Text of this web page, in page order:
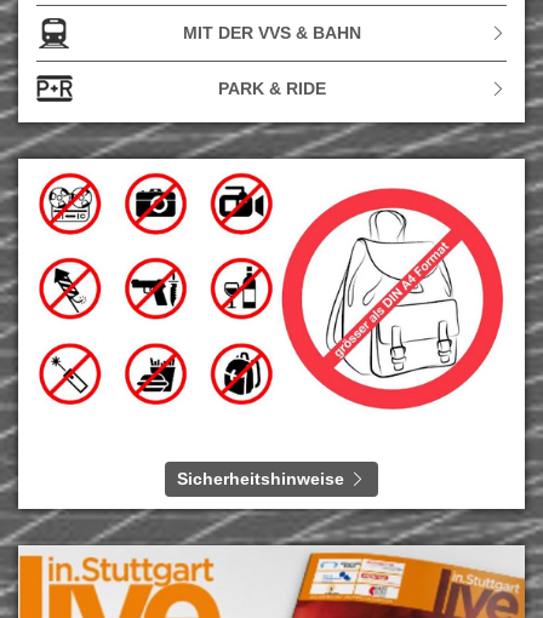
Jessica Pegula oder Mirra Andreeva, den Sieg holen.
Aufgrund von Ostern wird das Turnier übrigens erstmals
an einem Montag enden. Am 21. April steigt das große
Finale.
Foto: Porsche AG
MIT DER VVS & BAHN
PARK & RIDE
Sicherheitshinweise